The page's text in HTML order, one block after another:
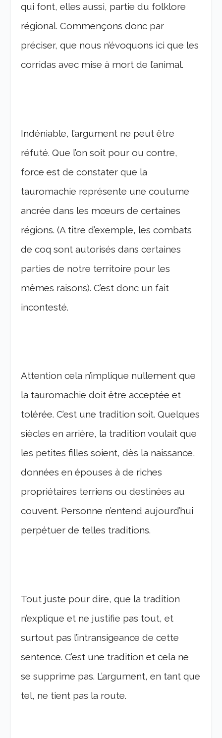
qui font, elles aussi, partie du folklore
régional. Commençons donc par
préciser, que nous n’évoquons ici que les
corridas avec mise à mort de l’animal.
Indéniable, l’argument ne peut être
réfuté. Que l’on soit pour ou contre,
force est de constater que la
tauromachie représente une coutume
ancrée dans les mœurs de certaines
régions. (A titre d’exemple, les combats
de coq sont autorisés dans certaines
parties de notre territoire pour les
mêmes raisons). C’est donc un fait
incontesté.
Attention cela n’implique nullement que
la tauromachie doit être acceptée et
tolérée. C’est une tradition soit. Quelques
siècles en arrière, la tradition voulait que
les petites filles soient, dès la naissance,
données en épouses à de riches
propriétaires terriens ou destinées au
couvent. Personne n’entend aujourd’hui
perpétuer de telles traditions.
Tout juste pour dire, que la tradition
n’explique et ne justifie pas tout, et
surtout pas l’intransigeance de cette
sentence. C’est une tradition et cela ne
se supprime pas. L’argument, en tant que
tel, ne tient pas la route.